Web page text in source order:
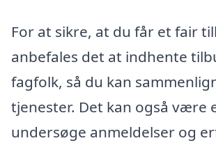
For at sikre, at du får et fair
anbefales det at indhente
fagfolk, så du kan
tjenester. Det kan også være
undersøge anmeldelser og